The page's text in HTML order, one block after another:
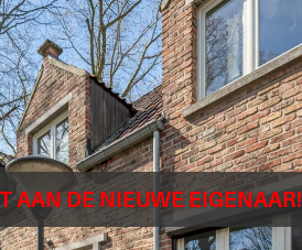
AAN DE NIEUWE EIGENAAR!